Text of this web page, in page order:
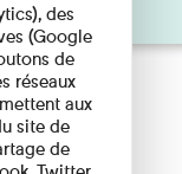
des
(Google
de
réseaux
aux
site de
de